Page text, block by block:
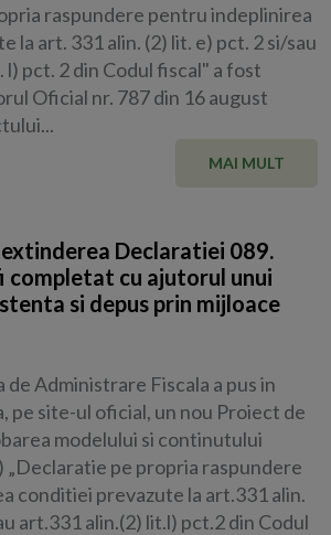
raspundere pentru indeplinirea
la art. 331 alin. (2) lit. e) pct. 2 si/sau
l) pct. 2 din Codul fiscal" a fost
Oficial nr. 787 din 16 august
MAI MULT
Declaratiei 089.
completat cu ajutorul unui
si depus prin mijloace
Administrare Fiscala a pus in
pe site-ul oficial, un nou Proiect de
modelului si continutului
pe propria raspundere
conditiei prevazute la art.331 alin.
art.331 alin.(2) lit.l) pct.2 din Codul